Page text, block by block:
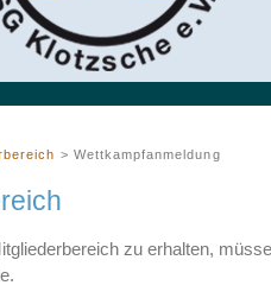
> Wettkampfanmeldung
zu erhalten,